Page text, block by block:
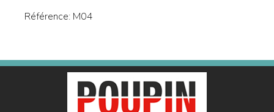
Référence: M04